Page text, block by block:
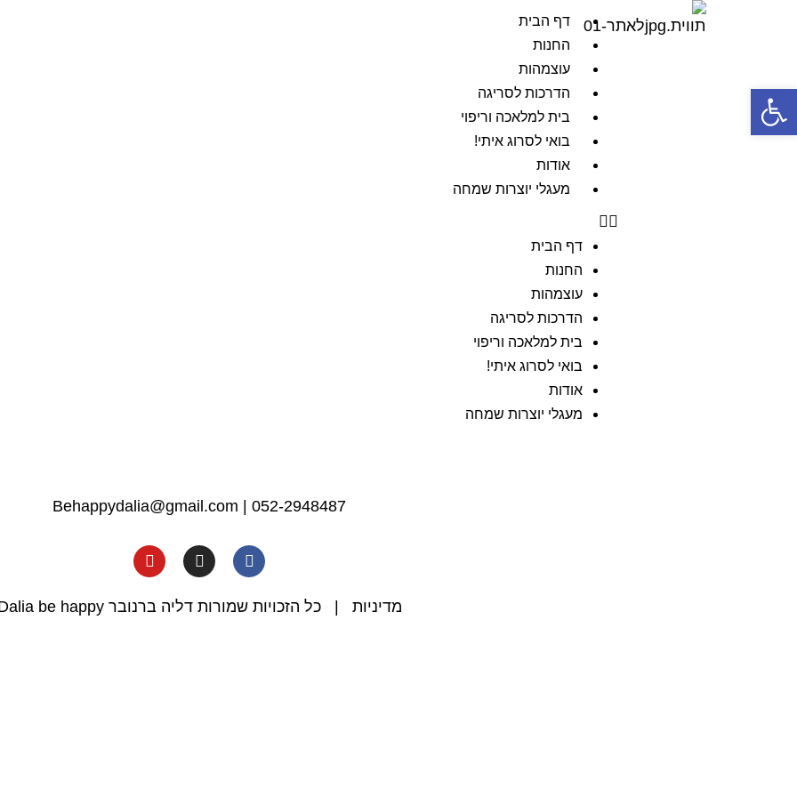
דף הבית
החנות
עוצמהות
הדרכות לסריגה
בית למלאכה וריפוי
בואי לסרוג איתי!
אודות
מעגלי יוצרות שמחה
דף הבית
החנות
עוצמהות
הדרכות לסריגה
בית למלאכה וריפוי
בואי לסרוג איתי!
אודות
מעגלי יוצרות שמחה
Behappydalia@gmail.com 052-2948487
מדיניות | כל הזכויות שמורות דליה ברנובר Dalia be happy
פתח סרגל נגישות